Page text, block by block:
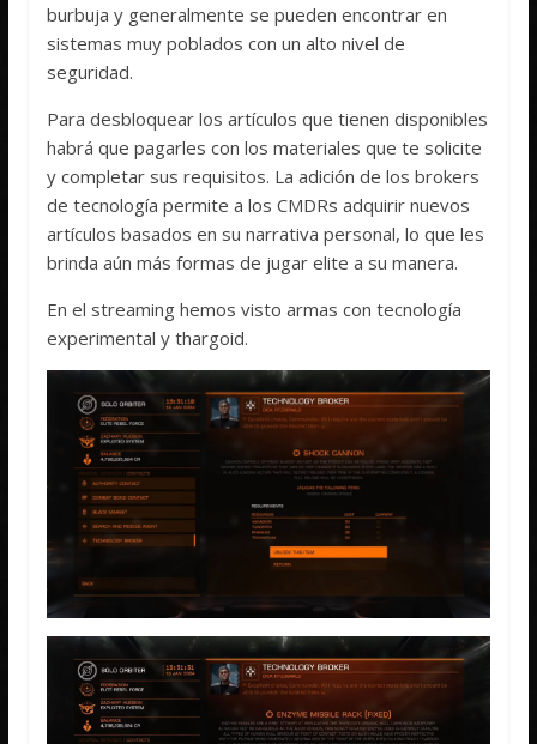
burbuja y generalmente se pueden encontrar en
sistemas muy poblados con un alto nivel de
seguridad.
Para desbloquear los artículos que tienen disponibles
habrá que pagarles con los materiales que te solicite
y completar sus requisitos. La adición de los brokers
de tecnología permite a los CMDRs adquirir nuevos
artículos basados ​​en su narrativa personal, lo que les
brinda aún más formas de jugar elite a su manera.
En el streaming hemos visto armas con tecnología
experimental y thargoid.